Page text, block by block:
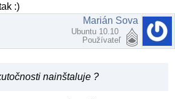
:)
Marián Sova
Ubuntu 10.10
Používateľ
nainštaluje ?